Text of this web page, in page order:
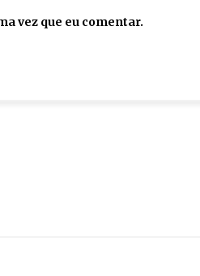
vez que eu comentar.